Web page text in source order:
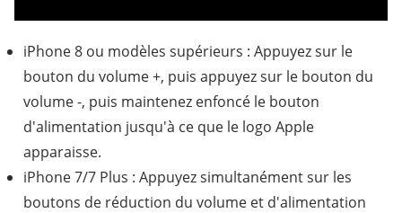
iPhone 8 ou modèles supérieurs : Appuyez sur le
bouton du volume +, puis appuyez sur le bouton du
volume -, puis maintenez enfoncé le bouton
d'alimentation jusqu'à ce que le logo Apple
apparaisse.
iPhone 7/7 Plus : Appuyez simultanément sur les
boutons de réduction du volume et d'alimentation